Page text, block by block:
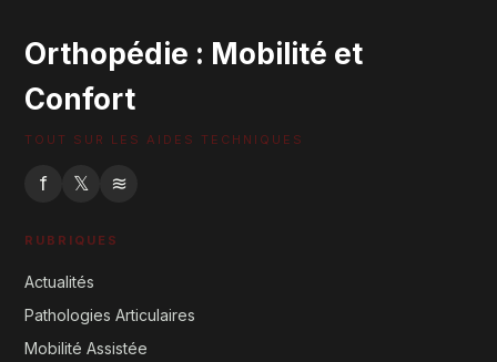
Orthopédie : Mobilité et
Confort
TOUT SUR LES AIDES TECHNIQUES
f 𝕏 ≋
RUBRIQUES
Actualités
Pathologies Articulaires
Mobilité Assistée